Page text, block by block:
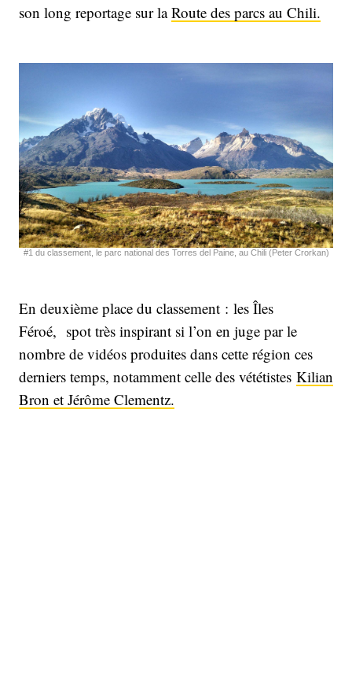
son long reportage sur laRoute des parcs au Chili.
#1 du classement, le parc national des Torres del Paine, au Chili (Peter Crorkan)
En deuxième place du classement : les Îles
Féroé, spot très inspirant si l’on en juge par le
nombre de vidéos produites dans cette région ces
derniers temps, notamment celle des vététistes Kilian
Bron et Jérôme Clementz.